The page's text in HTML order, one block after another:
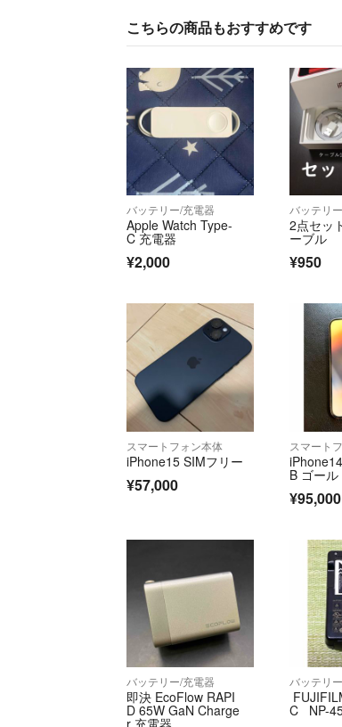
こちらの商品もおすすめです
バッテリー/充電器
Apple Watch Type-
C 充電器
¥2,000
バッテリ
2点セッ
ーブル
¥950
スマートフォン本体
iPhone15 SIMフリー
¥57,000
スマート
B ゴー
¥95,000
バッテリー/充電器
即決 EcoFlow RAPI
D 65W GaN Charge
r 充電器
バッテリ
C NP-